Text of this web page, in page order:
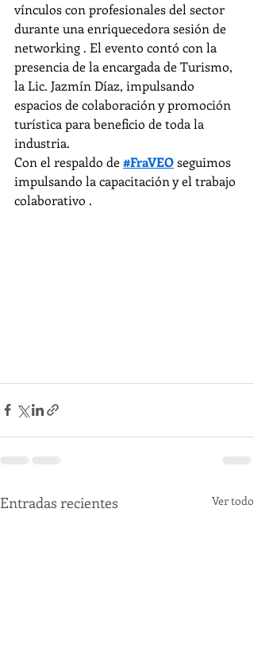
vínculos con profesionales del sector
durante una enriquecedora sesión de
networking . El evento contó con la
presencia de la encargada de Turismo,
la Lic. Jazmín Díaz, impulsando
espacios de colaboración y promoción
turística para beneficio de toda la
industria.
Con el respaldo de #FraVEO seguimos
impulsando la capacitación y el trabajo
colaborativo .
Entradas recientes Ver todo